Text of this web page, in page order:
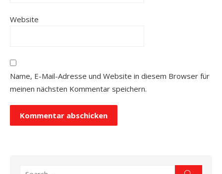
Website
Name, E-Mail-Adresse und Website in diesem Browser für
meinen nächsten Kommentar speichern.
Search